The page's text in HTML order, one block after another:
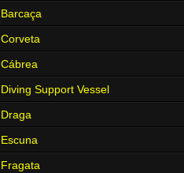
Barcaça
Corveta
Cábrea
Diving Support Vessel
Draga
Escuna
Fragata